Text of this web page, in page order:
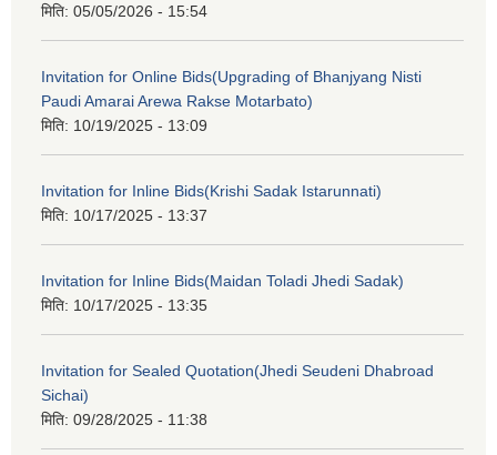
मिति: 05/05/2026 - 15:54
Invitation for Online Bids(Upgrading of Bhanjyang Nisti
Paudi Amarai Arewa Rakse Motarbato)
मिति: 10/19/2025 - 13:09
Invitation for Inline Bids(Krishi Sadak Istarunnati)
मिति: 10/17/2025 - 13:37
Invitation for Inline Bids(Maidan Toladi Jhedi Sadak)
मिति: 10/17/2025 - 13:35
Invitation for Sealed Quotation(Jhedi Seudeni Dhabroad
Sichai)
मिति: 09/28/2025 - 11:38